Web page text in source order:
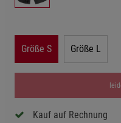
Größe S Größe L
Kauf auf Rechnung